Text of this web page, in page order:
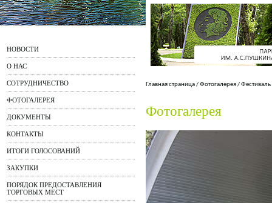
НОВОСТИ
О НАС
СОТРУДНИЧЕСТВО
ФОТОГАЛЕРЕЯ
ДОКУМЕНТЫ
КОНТАКТЫ
ИТОГИ ГОЛОСОВАНИЙ
ЗАКУПКИ
ПОРЯДОК ПРЕДОСТАВЛЕНИЯ
ТОРГОВЫХ МЕСТ
Главная страница/Фотогалерея/
Фотогалерея